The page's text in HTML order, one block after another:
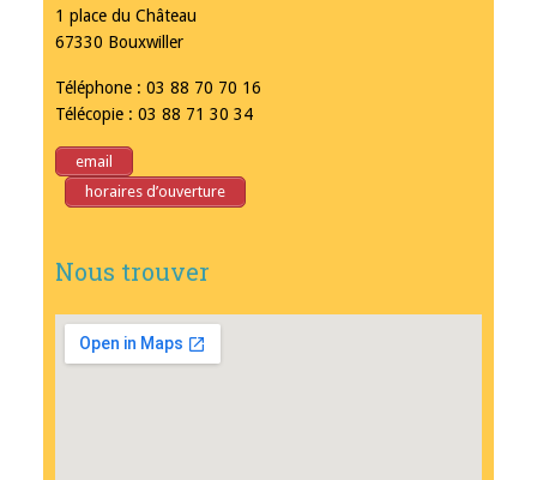
1 place du Château
67330 Bouxwiller
Téléphone : 03 88 70 70 16
Télécopie : 03 88 71 30 34
email
horaires d’ouverture
Nous trouver